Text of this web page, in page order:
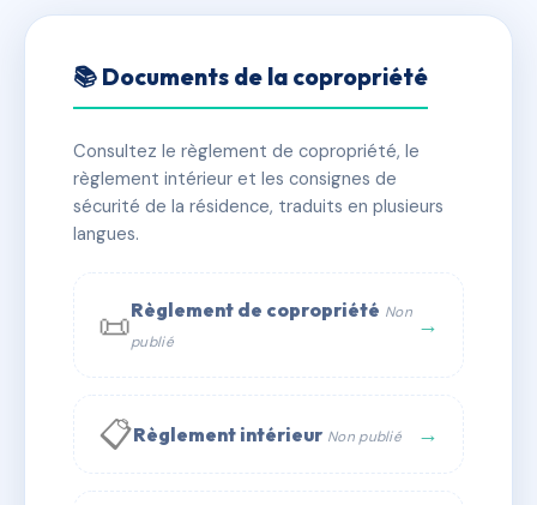
28 rue de Besançon
✓ Immatriculée 🏠 31 lots 🏗 1 bâtiment(s)
📞 Contacter Syndic Digital
📚 Documents de la copropriété
Consultez le règlement de copropriété, le
règlement intérieur et les consignes de
sécurité de la résidence, traduits en plusieurs
langues.
📜Règlement de copropriété Non
publié
→
📋Règlement intérieur Non publié →